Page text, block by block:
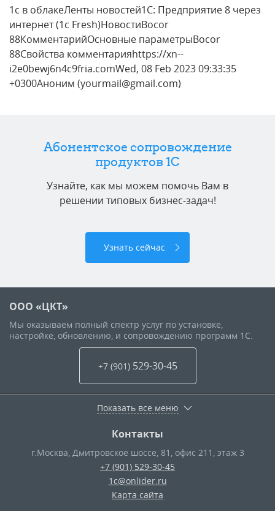
1с в облакеЛенты новостей1С: Предприятие 8 через
интернет (1c Fresh)НовостиBocor
88КомментарийОсновные параметрыBocor
88Свойства комментарияhttps://xn--
i2e0bewj6n4c9fria.comWed, 08 Feb 2023 09:33:35
+0300Аноним (yourmail@gmail.com)
Абонентское сопровождение
продуктов 1C
Узнайте, как мы можем помочь Вам в
решении типовых бизнес-задач!
Узнать сейчас
ООО «ЦКТ»
Мы оказываем полный спектр услуг по установке,
настройке, обновлению, и сопровождению программ 1С.
+7 (901) 529-30-45
Показать все меню
Контакты
г.Москва Дмитровское шоссе, 81, офис 211, этаж 3
+7 (901) 529-30-45
1c@onlider.ru
Карта сайта